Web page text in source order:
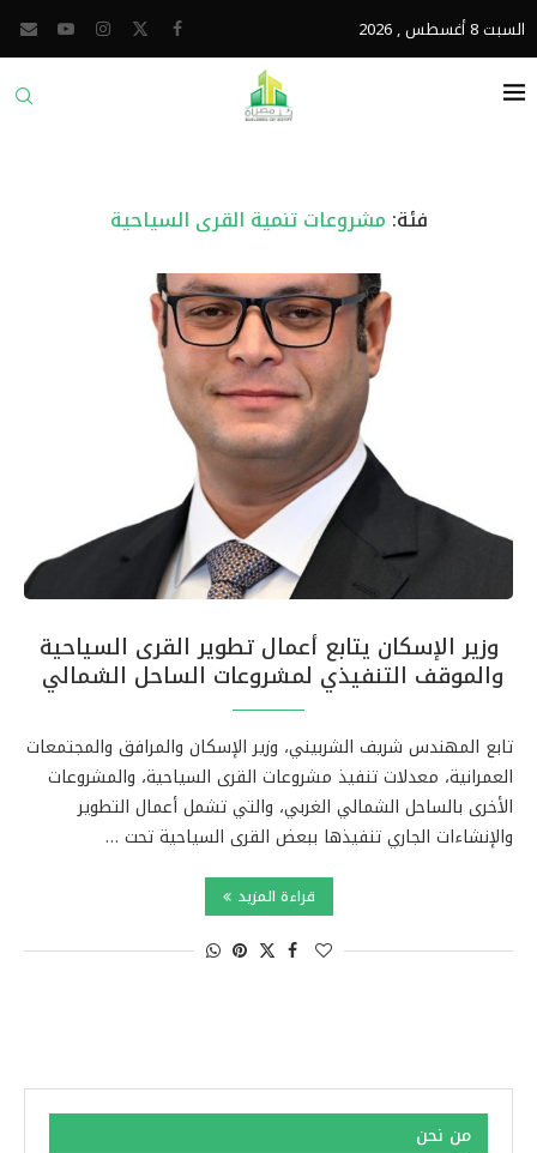
السبت 8 أغسطس , 2026
فئة: مشروعات تنمية القرى السياحية
وزير الإسكان يتابع أعمال تطوير القرى السياحية
والموقف التنفيذي لمشروعات الساحل الشمالي
تابع المهندس شريف الشربيني، وزير الإسكان والمرافق والمجتمعات
العمرانية، معدلات تنفيذ مشروعات القرى السياحية، والمشروعات
الأخرى بالساحل الشمالي الغربي، والتي تشمل أعمال التطوير
والإنشاءات الجاري تنفيذها ببعض القرى السياحية تحت …
قراءة المزيد
من نحن